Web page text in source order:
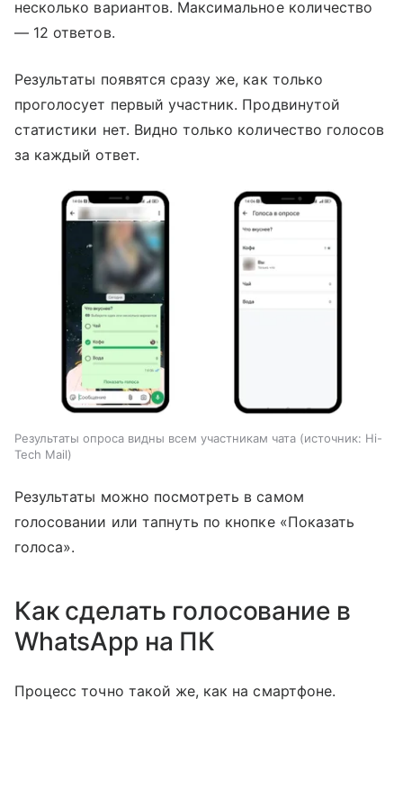
несколько вариантов. Максимальное количество
— 12 ответов.
Результаты появятся сразу же, как только
проголосует первый участник. Продвинутой
статистики нет. Видно только количество голосов
за каждый ответ.
Результаты опроса видны всем участникам чата источник: Hi-
Tech Mail
Результаты можно посмотреть в самом
голосовании или тапнуть по кнопке «Показать
голоса».
Как сделать голосование в
WhatsApp на ПК
Процесс точно такой же, как на смартфоне.